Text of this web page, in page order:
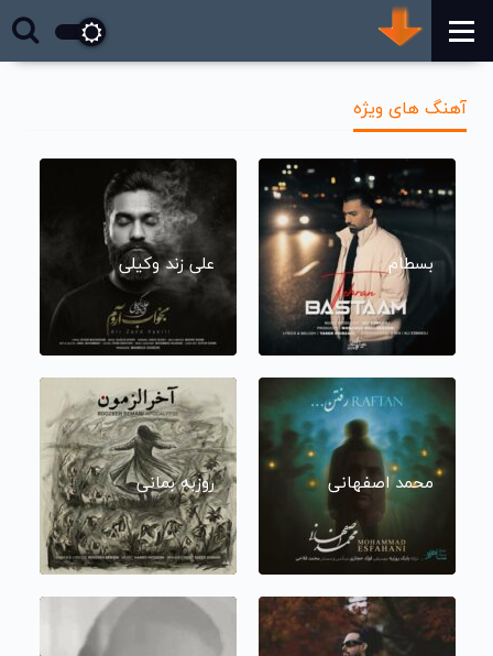
آهنگ های ویژه
بسطام علی زند وکیلی
محمد اصفهانی روزبه بمانی